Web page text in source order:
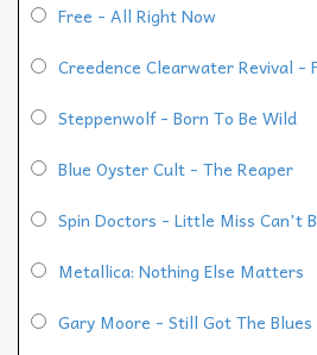
Free - All Right Now
Creedence Clearwater Revival -
Steppenwolf - Born To Be Wild
Blue Oyster Cult - The Reaper
Spin Doctors - Little Miss Can't
Metallica: Nothing Else Matters
Gary Moore - Still Got The Blues